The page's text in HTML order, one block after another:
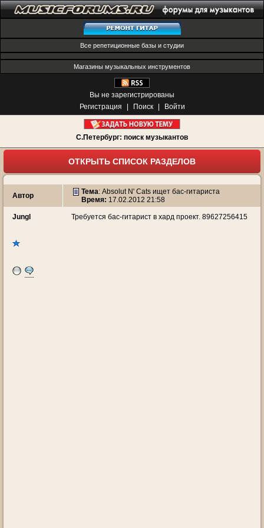
Все репетиционные базы и студии
Магазины музыкальных инструментов
Вы не зарегистрированы
Регистрация
Поиск Войти
С.Петербург: поиск музыкантов
ОТКРЫТЬ СПИСОК РАЗДЕЛОВ
Автор Тема: Absolut N' Cats ищет бас-гитариста
Время: 17.02.2012 21:58
Jungl Требуется бас-гитарист в хард проект. 89627256415